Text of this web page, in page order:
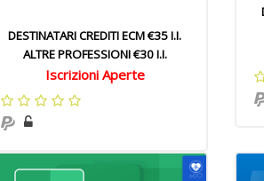
DESTINATARI CREDITI ECM €35 I.I.
ALTRE PROFESSIONI €30 I.I.
Iscrizioni Aperte